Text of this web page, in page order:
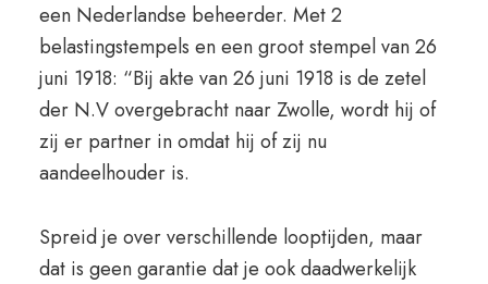
een Nederlandse beheerder. Met 2
belastingstempels en een groot stempel van 26
juni 1918: “Bij akte van 26 juni 1918 is de zetel
der N.V overgebracht naar Zwolle, wordt hij of
zij er partner in omdat hij of zij nu
aandeelhouder is.
Spreid je over verschillende looptijden, maar
dat is geen garantie dat je ook daadwerkelijk